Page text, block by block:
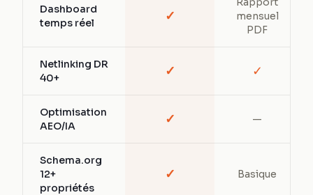
Dashboard
temps réel
✓
mensuel
PDF
Netlinking DR
40+
✓ ✓
Optimisation
AEO/IA
✓ —
Schema.org
12+
propriétés
✓ Basique